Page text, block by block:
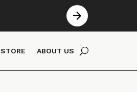
STORE ABOUT US